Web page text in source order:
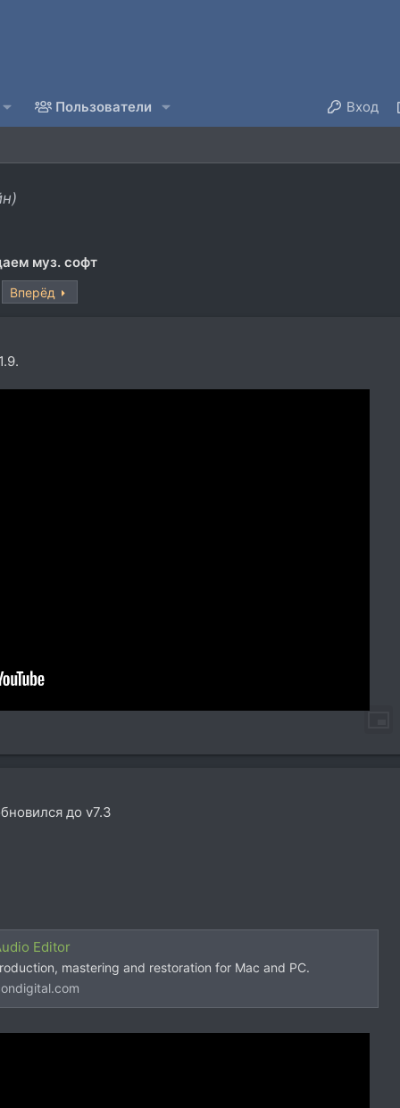
Пользователи Вход
муз. софт
Вперёд
до v7.3
Editor
mastering and restoration for Mac and PC.